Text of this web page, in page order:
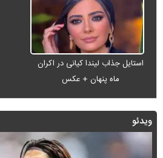
استایل جذاب لیندا کیانی در اکران
ماه پنهان + عکس
ویدئو